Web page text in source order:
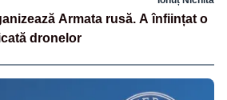
Armata rusă. A înființat o
dronelor